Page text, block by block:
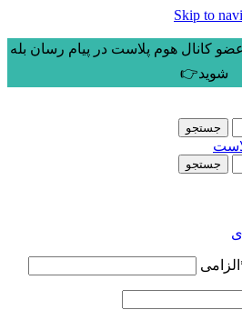
Skip to
کانال هوم پلاست در پیام رسان بله
شوید👉
جستجو
جستجو
الزامی